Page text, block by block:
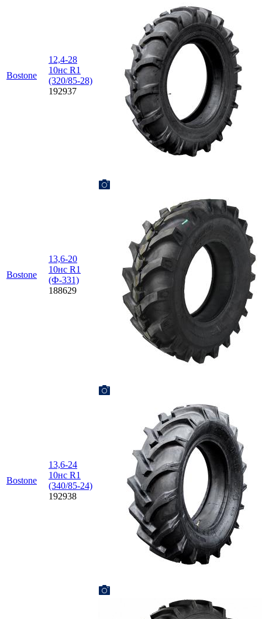
Bostone
12,4-28
10нс R1
(320/85-28)
192937
Bostone
13,6-20
10нс R1
(Ф-331)
188629
Bostone
13,6-24
10нс R1
(340/85-24)
192938